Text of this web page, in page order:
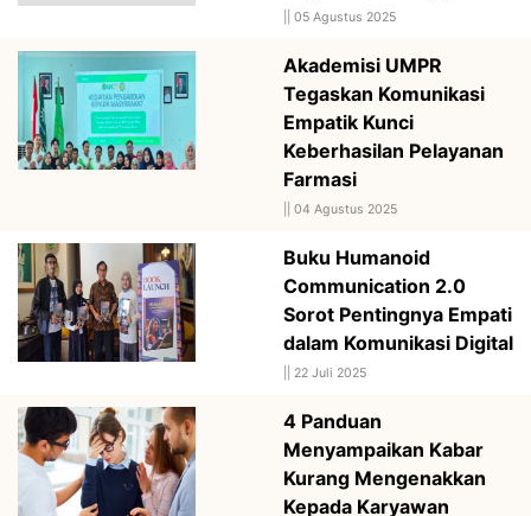
05 Agustus 2025
Akademisi UMPR
Tegaskan Komunikasi
Empatik Kunci
Keberhasilan Pelayanan
Farmasi
04 Agustus 2025
Buku Humanoid
Communication 2.0
Sorot Pentingnya Empati
dalam Komunikasi Digital
22 Juli 2025
4 Panduan
Menyampaikan Kabar
Kurang Mengenakkan
Kepada Karyawan